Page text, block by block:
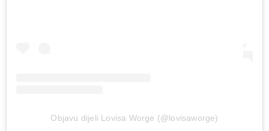
Objavu dijeli Lovisa Worge (@lovisaworge)